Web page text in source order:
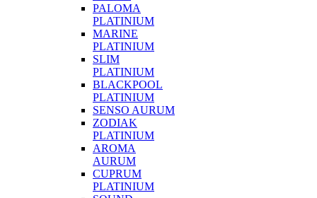
PALOMA
PLATINIUM
MARINE
PLATINIUM
SLIM
PLATINIUM
BLACKPOOL
PLATINIUM
SENSO AURUM
ZODIAK
PLATINIUM
AROMA
AURUM
CUPRUM
PLATINIUM